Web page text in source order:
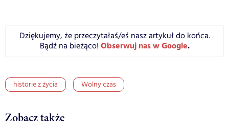
Dziękujemy, że przeczytałaś/eś nasz artykuł do końca.
Bądź na bieżąco! Obserwuj nas w Google.
historie z życia Wolny czas
Zobacz także